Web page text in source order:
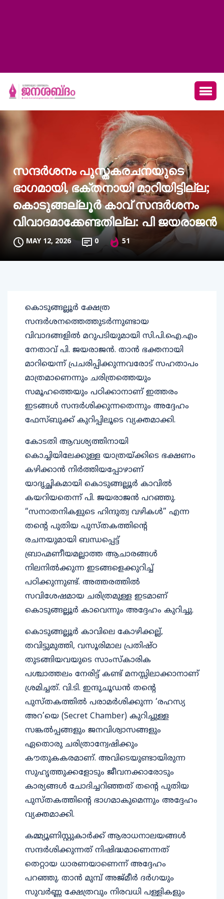
സന്ദർശനം പുസ്തകരചനയുടെ
ഭാഗമായി, ഭക്തനായി മാറിയിട്ടില്ല;
കൊടുങ്ങല്ലൂർ കാവ് സന്ദർശനം
വിവാദമാക്കേണ്ടതില്ല: പി ജയരാജൻ
MAY 12, 2026 0 51
കൊടുങ്ങല്ലൂർ ക്ഷേത്ര
സന്ദർശനത്തെത്തുടർന്നുണ്ടായ
വിവാദങ്ങളിൽ മറുപടിയുമായി സി.പി.ഐ.എം
നേതാവ് പി. ജയരാജൻ. താൻ ഭക്തനായി
മാറിയെന്ന് പ്രചരിപ്പിക്കുന്നവരോട് സഹതാപം
മാത്രമാണെന്നും ചരിത്രത്തെയും
സമൂഹത്തെയും പഠിക്കാനാണ് ഇത്തരം
ഇടങ്ങൾ സന്ദർശിക്കുന്നതെന്നും അദ്ദേഹം
ഫേസ്ബുക്ക് കുറിപ്പിലൂടെ വ്യക്തമാക്കി.
കോടതി ആവശ്യത്തിനായി
കൊച്ചിയിലേക്കുള്ള യാത്രയ്ക്കിടെ ഭക്ഷണം
കഴിക്കാൻ നിർത്തിയപ്പോഴാണ്
യാദൃച്ഛികമായി കൊടുങ്ങല്ലൂർ കാവിൽ
കയറിയതെന്ന് പി. ജയരാജൻ പറഞ്ഞു.
“സനാതനികളുടെ ഹിന്ദുത്വ വഴികൾ” എന്ന
തന്റെ പുതിയ പുസ്തകത്തിന്റെ
രചനയുമായി ബന്ധപ്പെട്ട്
ബ്രാഹ്മണീയമല്ലാത്ത ആചാരങ്ങൾ
നിലനിൽക്കുന്ന ഇടങ്ങളെക്കുറിച്ച്
പഠിക്കുന്നുണ്ട്. അത്തരത്തിൽ
സവിശേഷമായ ചരിത്രമുള്ള ഇടമാണ്
കൊടുങ്ങല്ലൂർ കാവെന്നും അദ്ദേഹം കുറിച്ചു.
കൊടുങ്ങല്ലൂർ കാവിലെ കോഴിക്കല്ല്,
തവിട്ടുമുത്തി, വസൂരിമാല പ്രതിഷ്ഠ
തുടങ്ങിയവയുടെ സാംസ്‌കാരിക
പശ്ചാത്തലം നേരിട്ട് കണ്ട് മനസ്സിലാക്കാനാണ്
ശ്രമിച്ചത്. വി.ടി. ഇന്ദുചൂഡൻ തന്റെ
പുസ്തകത്തിൽ പരാമർശിക്കുന്ന ‘രഹസ്യ
അറ’യെ (Secret Chamber) കുറിച്ചുള്ള
സങ്കൽപ്പങ്ങളും ജനവിശ്വാസങ്ങളും
ഏതൊരു ചരിത്രാന്വേഷിക്കും
കൗതുകകരമാണ്. അവിടെയുണ്ടായിരുന്ന
സുഹൃത്തുക്കളോടും ജീവനക്കാരോടും
കാര്യങ്ങൾ ചോദിച്ചറിഞ്ഞത് തന്റെ പുതിയ
പുസ്തകത്തിന്റെ ഭാഗമാകുമെന്നും അദ്ദേഹം
വ്യക്തമാക്കി.
കമ്മ്യൂണിസ്റ്റുകാർക്ക് ആരാധനാലയങ്ങൾ
സന്ദർശിക്കുന്നത് നിഷിദ്ധമാണെന്നത്
തെറ്റായ ധാരണയാണെന്ന് അദ്ദേഹം
പറഞ്ഞു. താൻ മുമ്പ് അജ്മീർ ദർഗയും
സുവർണ്ണ ക്ഷേത്രവും നിരവധി പള്ളികളും